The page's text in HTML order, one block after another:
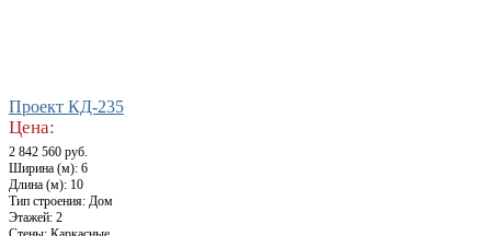
Проект КД-235
Цена:
2 842 560 руб.
Ширина (м): 6
Длина (м): 10
Тип строения: Дом
Этажей: 2